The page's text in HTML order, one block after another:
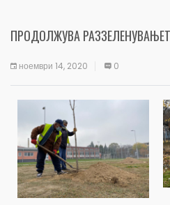
ПРОДОЛЖУВА
ноември 14, 2020 0